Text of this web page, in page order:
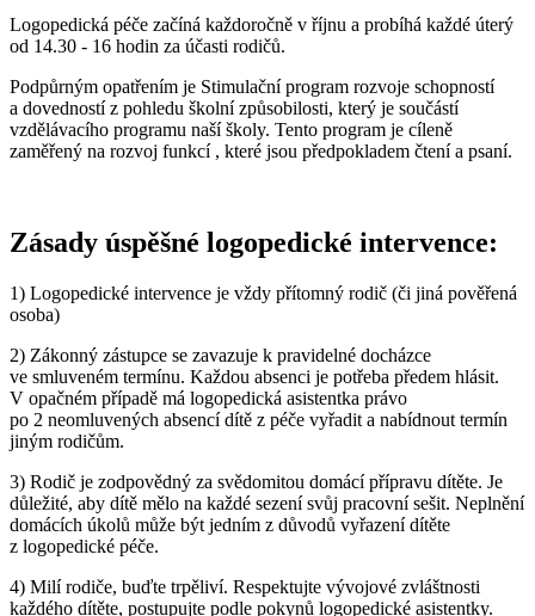
Logopedická péče začíná každoročně v říjnu a probíhá každé úterý
od 14.30 - 16 hodin za účasti rodičů.
Podpůrným opatřením je Stimulační program rozvoje schopností
a dovedností z pohledu školní způsobilosti, který je součástí
vzdělávacího programu naší školy. Tento program je cíleně
zaměřený na rozvoj funkcí , které jsou předpokladem čtení a psaní.
Zásady úspěšné logopedické intervence:
1) Logopedické intervence je vždy přítomný rodič (či jiná pověřená
osoba)
2) Zákonný zástupce se zavazuje k pravidelné docházce
ve smluveném termínu. Každou absenci je potřeba předem hlásit.
V opačném případě má logopedická asistentka právo
po 2 neomluvených absencí dítě z péče vyřadit a nabídnout termín
jiným rodičům.
3) Rodič je zodpovědný za svědomitou domácí přípravu dítěte. Je
důležité, aby dítě mělo na každé sezení svůj pracovní sešit. Neplnění
domácích úkolů může být jedním z důvodů vyřazení dítěte
z logopedické péče.
4) Milí rodiče, buďte trpěliví. Respektujte vývojové zvláštnosti
každého dítěte, postupujte podle pokynů logopedické asistentky.